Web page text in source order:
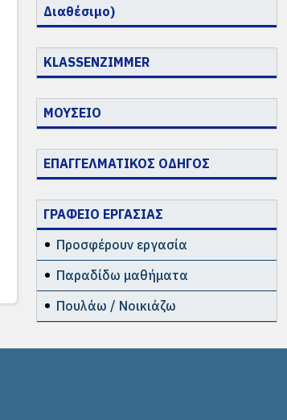
Διαθέσιμο)
KLASSENZIMMER
ΜΟΥΣΕΙΟ
ΕΠΑΓΓΕΛΜΑΤΙΚΟΣ ΟΔΗΓΟΣ
ΓΡΑΦΕΙΟ ΕΡΓΑΣΙΑΣ
Προσφέρουν εργασία
Παραδίδω μαθήματα
Πουλάω / Νοικιάζω